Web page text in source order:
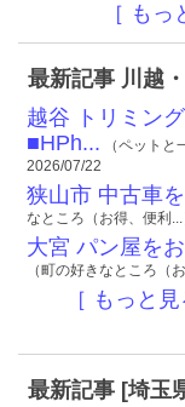
［ も
最新記事 川越
越谷 トリミン
■HPh... （ペットと
2026/07/22
狭山市 中古車
なところ（お得、便利
大宮 パン屋を
（町の好きなところ（
［ もっと
最新記事 [埼玉